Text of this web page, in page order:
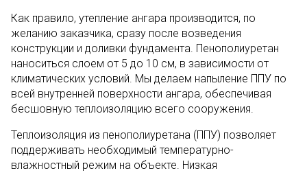
Как правило, утепление ангара производится, по
желанию заказчика, сразу после возведения
конструкции и доливки фундамента. Пенополиуретан
наноситься слоем от 5 до 10 см, в зависимости от
климатических условий. Мы делаем напыление ППУ по
всей внутренней поверхности ангара, обеспечивая
бесшовную теплоизоляцию всего сооружения.
Теплоизоляция из пенополиуретана (ППУ) позволяет
поддерживать необходимый температурно-
влажностный режим на объекте. Низкая